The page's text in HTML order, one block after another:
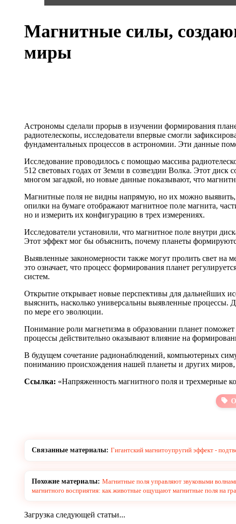
Магнитные силы,
миры
Астрономы сделали прорыв в изучении формирования
радиотелескопы, исследователи впервые смогли
фундаментальных процессов в астрономии. Эти данные
Исследование проводилось с помощью массива
512 световых годах от Земли в созвездии Волка. Этот диск
многом загадкой, но новые данные показывают, что
Магнитные поля не видны напрямую, но их можно выявить,
опилки на бумаге отображают магнитное поле магнита,
но и измерить их конфигурацию в трех измерениях.
Исследователи установили, что магнитное поле внутри
Этот эффект мог бы объяснить, почему планеты
Выявленные закономерности также могут пролить свет на
это означает, что процесс формирования планет
систем.
Открытие открывает новые перспективы для дальнейших
выяснить, насколько универсальны выявленные процессы.
по мере его эволюции.
Понимание роли магнетизма в образовании планет
процессы действительно оказывают влияние на
В будущем сочетание радионаблюдений, компьютерных
пониманию происхождения нашей планеты и других миров,
Ссылка: «Напряженность магнитного поля и трехмерные
Связанные материалы: Гигантский магнитоупругий эффект -
Похожие материалы: Магнитные поля управляют звуковыми
магнитного восприятия: как животные ощущают магнитные поля на
Загрузка следующей статьи...